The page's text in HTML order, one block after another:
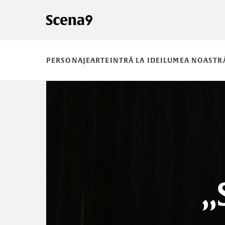
PERSONAJEARTEINTRĂ LA IDEILUMEA